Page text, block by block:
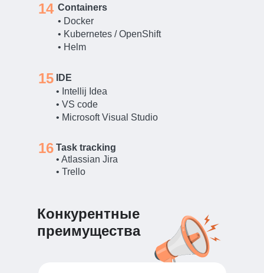
• Docker
• Kubernetes / OpenShift
• Helm
Containers
14
• Intellij Idea
• VS code
• Microsoft Visual Studio
IDE
15
• Atlassian Jira
• Trello
Task tracking
16
Конкурентные
преимущества